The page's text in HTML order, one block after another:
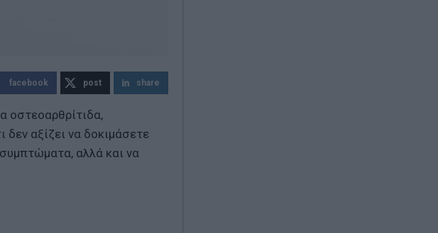
facebook post share
οστεοαρθρίτιδα,
αξίζει να δοκιμάσετε
αλλά και να